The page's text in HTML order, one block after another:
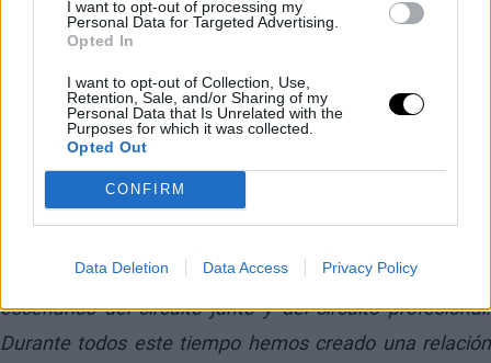
I want to opt-out of processing my
Personal Data for Targeted Advertising.
Opted In
I want to opt-out of Collection, Use,
Retention, Sale, and/or Sharing of my
Personal Data that Is Unrelated with the
Purposes for which it was collected.
Opted Out
CONFIRM
Data Deletion Data Access Privacy Policy
de Djokovic a Zverev
tras ganar Roland
Garros
Sascha, te conozco desde que tenías 10 años. Te
recuerdo compitiendo contra mi hermano pequeño en
contra tu hermano mayor, Mischa, en los grandes
escenarios del circuito junto y del circuito profesional.
Durante todos este tiempo hemos creado una relación